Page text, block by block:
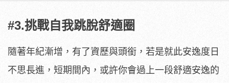
#3.挑戰自我跳脫舒適圈
隨著年紀漸增，有了資歷與頭銜，若是就此安逸度日
不思長進，短期間內，或許你會過上一段舒適安逸的